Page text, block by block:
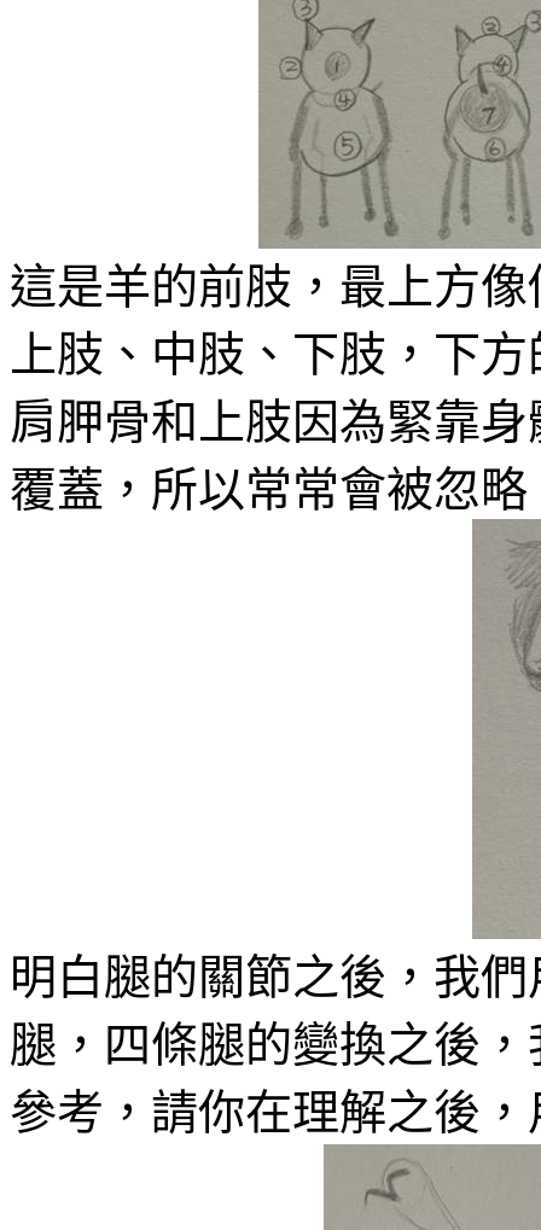
這是羊的前肢，最上方
上肢、中肢、下肢，下
肩胛骨和上肢因為緊靠
覆蓋，所以常常會被忽略
明白腿的關節之後，我
腿，四條腿的變換之後
參考，請你在理解之後